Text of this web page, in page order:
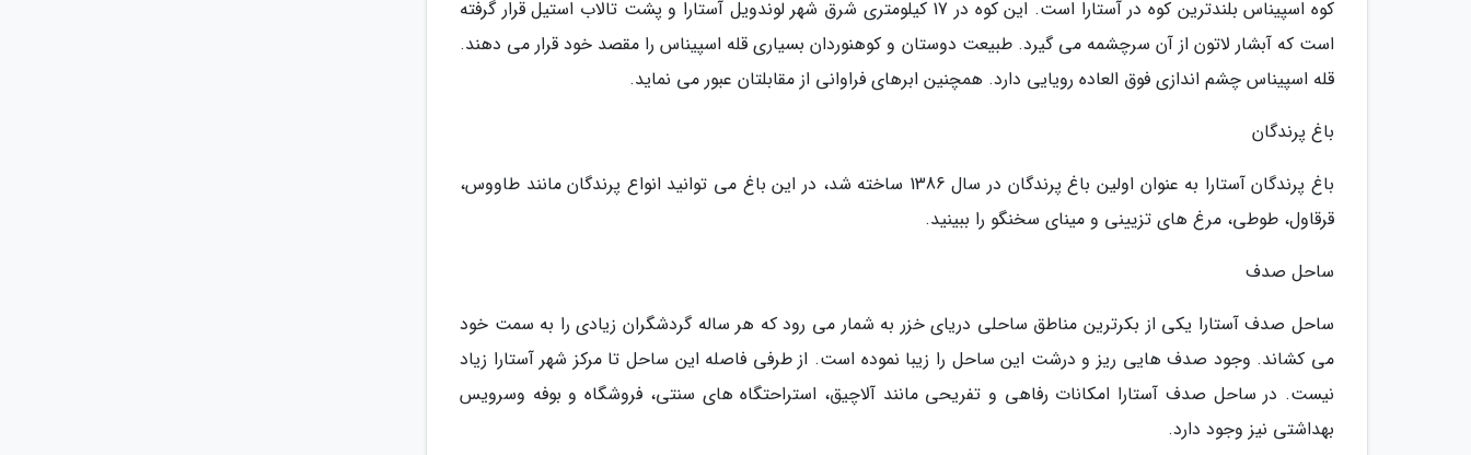
کوه اسپیناس بلندترین کوه در آستارا است. این کوه در 17 کیلومتری شرق شهر لوندویل آستارا و پشت تالاب استیل قرار گرفته
است که آبشار لاتون از آن سرچشمه می گیرد. طبیعت دوستان و کوهنوردان بسیاری قله اسپیناس را مقصد خود قرار می دهند.
قله اسپیناس چشم اندازی فوق العاده رویایی دارد. همچنین ابرهای فراوانی از مقابلتان عبور می نماید.
باغ پرندگان
باغ پرندگان آستارا به عنوان اولین باغ پرندگان در سال 1386 ساخته شد، در این باغ می توانید انواع پرندگان مانند طاووس،
قرقاول، طوطی، مرغ های تزیینی و مینای سخنگو را ببینید.
ساحل صدف
ساحل صدف آستارا یکی از بکرترین مناطق ساحلی دریای خزر به شمار می رود که هر ساله گردشگران زیادی را به سمت خود
می کشاند. وجود صدف هایی ریز و درشت این ساحل را زیبا نموده است. از طرفی فاصله این ساحل تا مرکز شهر آستارا زیاد
نیست. در ساحل صدف آستارا امکانات رفاهی و تفریحی مانند آلاچیق، استراحتگاه های سنتی، فروشگاه و بوفه وسرویس
بهداشتی نیز وجود دارد.